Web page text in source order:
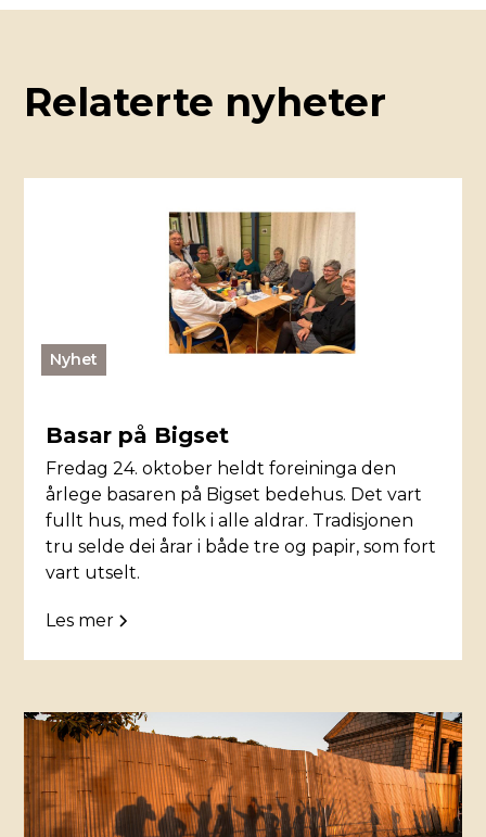
Relaterte nyheter
Nyhet
Basar på Bigset
Fredag 24. oktober heldt foreininga den
årlege basaren på Bigset bedehus. Det vart
fullt hus, med folk i alle aldrar. Tradisjonen
tru selde dei årar i både tre og papir, som fort
vart utselt.
Les mer